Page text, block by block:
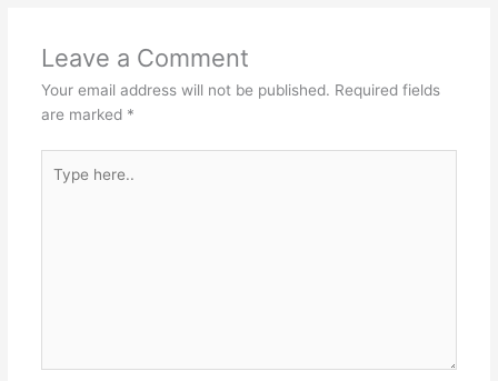
Leave a Comment
Your email address will not be published. Required fields
are marked *
here..